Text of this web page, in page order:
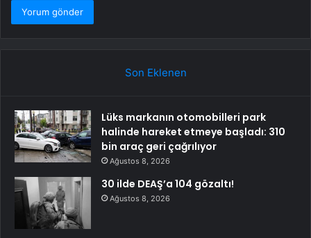
Son Eklenen
Lüks markanın otomobilleri park
halinde hareket etmeye başladı: 310
bin araç geri çağrılıyor
Ağustos 8, 2026
30 ilde DEAŞ’a 104 gözaltı!
Ağustos 8, 2026